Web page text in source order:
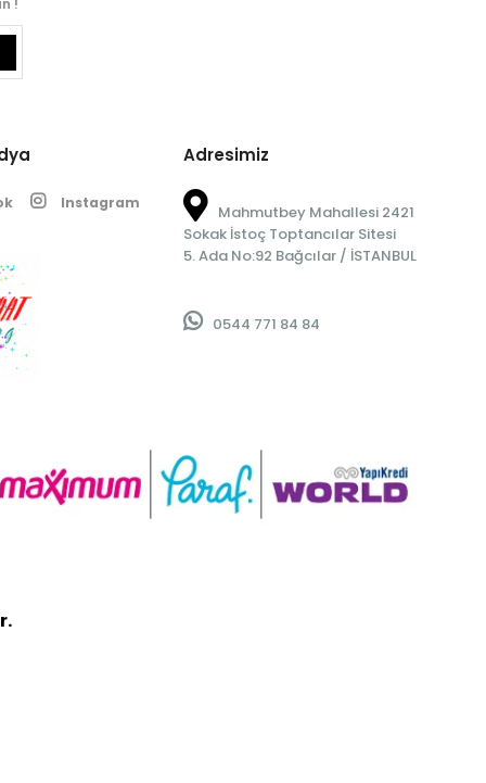
!
Instagram
Adresimiz
Mahmutbey Mahallesi 2421
Sokak İstoç Toptancılar Sitesi
5. Ada No:92 Bağcılar / İSTANBUL
0544 771 84 84